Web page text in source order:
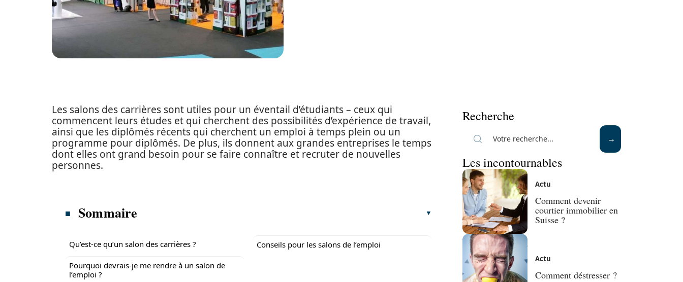
Les salons des carrières sont utiles pour un éventail d’étudiants – ceux qui
commencent leurs études et qui cherchent des possibilités d’expérience de travail,
ainsi que les diplômés récents qui cherchent un emploi à temps plein ou un
programme pour diplômés. De plus, ils donnent aux grandes entreprises le temps
dont elles ont grand besoin pour se faire connaître et recruter de nouvelles
personnes.
Sommaire
Qu’est-ce qu’un salon des carrières ?
Pourquoi devrais-je me rendre à un salon de
l’emploi ?
Conseils pour les salons de l’emploi
Recherche
Les incontournables
Actu
Comment devenir
courtier immobilier en
Suisse ?
Actu
Comment déstresser ?